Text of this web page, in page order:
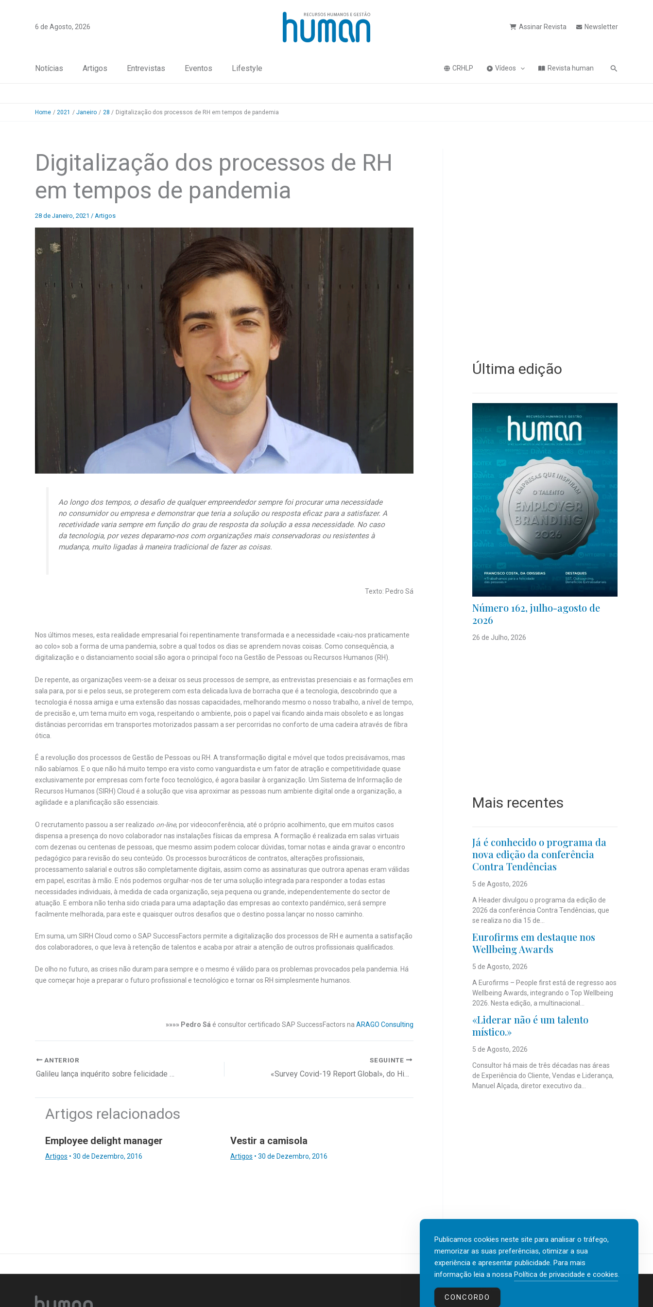
6 de Agosto, 2026 Assinar Revista Newsletter
Notícias Artigos Entrevistas Eventos Lifestyle CRHLP Vídeos Revista human Pesquisa
Home 2021 Janeiro 28 Digitalização dos processos de RH em tempos de pandemia
Digitalização dos processos de RH
em tempos de pandemia
28 de Janeiro, 2021 / Artigos
Ao longo dos tempos, o desafio de qualquer empreendedor sempre foi procurar uma necessidade
no consumidor ou empresa e demonstrar que teria a solução ou resposta eficaz para a satisfazer. A
recetividade varia sempre em função do grau de resposta da solução a essa necessidade. No caso
da tecnologia, por vezes deparamo-nos com organizações mais conservadoras ou resistentes à
mudança, muito ligadas à maneira tradicional de fazer as coisas.
Texto: Pedro Sá
Nos últimos meses, esta realidade empresarial foi repentinamente transformada e a necessidade «caiu-nos praticamente
ao colo» sob a forma de uma pandemia, sobre a qual todos os dias se aprendem novas coisas. Como consequência, a
digitalização e o distanciamento social são agora o principal foco na Gestão de Pessoas ou Recursos Humanos (RH).
De repente, as organizações veem-se a deixar os seus processos de sempre, as entrevistas presenciais e as formações em
sala para, por si e pelos seus, se protegerem com esta delicada luva de borracha que é a tecnologia, descobrindo que a
tecnologia é nossa amiga e uma extensão das nossas capacidades, melhorando mesmo o nosso trabalho, a nível de tempo,
de precisão e, um tema muito em voga, respeitando o ambiente, pois o papel vai ficando ainda mais obsoleto e as longas
distâncias percorridas em transportes motorizados passam a ser percorridas no conforto de uma cadeira através de fibra
ótica.
É a revolução dos processos de Gestão de Pessoas ou RH. A transformação digital e móvel que todos precisávamos, mas
não sabíamos. E o que não há muito tempo era visto como vanguardista e um fator de atração e competitividade quase
exclusivamente por empresas com forte foco tecnológico, é agora basilar à organização. Um Sistema de Informação de
Recursos Humanos (SIRH) Cloud é a solução que visa aproximar as pessoas num ambiente digital onde a organização, a
agilidade e a planificação são essenciais.
O recrutamento passou a ser realizado on-line, por videoconferência, até o próprio acolhimento, que em muitos casos
dispensa a presença do novo colaborador nas instalações físicas da empresa. A formação é realizada em salas virtuais
com dezenas ou centenas de pessoas, que mesmo assim podem colocar dúvidas, tomar notas e ainda gravar o encontro
pedagógico para revisão do seu conteúdo. Os processos burocráticos de contratos, alterações profissionais,
processamento salarial e outros são completamente digitais, assim como as assinaturas que outrora apenas eram válidas
em papel, escritas à mão. E nós podemos orgulhar-nos de ter uma solução integrada para responder a todas estas
necessidades individuais, à medida de cada organização, seja pequena ou grande, independentemente do sector de
atuação. E embora não tenha sido criada para uma adaptação das empresas ao contexto pandémico, será sempre
facilmente melhorada, para este e quaisquer outros desafios que o destino possa lançar no nosso caminho.
Em suma, um SIRH Cloud como o SAP SuccessFactors permite a digitalização dos processos de RH e aumenta a satisfação
dos colaboradores, o que leva à retenção de talentos e acaba por atrair a atenção de outros profissionais qualificados.
De olho no futuro, as crises não duram para sempre e o mesmo é válido para os problemas provocados pela pandemia. Há
que começar hoje a preparar o futuro profissional e tecnológico e tornar os RH simplesmente humanos.
»»»» Pedro Sá é consultor certificado SAP SuccessFactors na ARAGO Consulting
ANTERIOR SEGUINTE
Artigos relacionados
Employee delight manager
Artigos • 30 de Dezembro, 2016
Vestir a camisola
Artigos • 30 de Dezembro, 2016
Última edição
Número 162, julho-agosto de
2026
26 de Julho, 2026
Mais recentes
Já é conhecido o programa da
nova edição da conferência
Contra Tendências
5 de Agosto, 2026
A Header divulgou o programa da edição de
2026 da conferência Contra Tendências, que
se realiza no dia 15 de...
Eurofirms em destaque nos
Wellbeing Awards
5 de Agosto, 2026
A Eurofirms – People first está de regresso aos
Wellbeing Awards, integrando o Top Wellbeing
2026. Nesta edição, a multinacional...
«Liderar não é um talento
místico.»
5 de Agosto, 2026
Consultor há mais de três décadas nas áreas
de Experiência do Cliente, Vendas e Liderança,
Manuel Alçada, diretor executivo da...
Contactos
Publicamos cookies neste site para analisar o tráfego,
memorizar as suas preferências, otimizar a sua
experiência e apresentar publicidade. Para mais
informação leia a nossa Política de privacidade e cookies.
CONCORDO